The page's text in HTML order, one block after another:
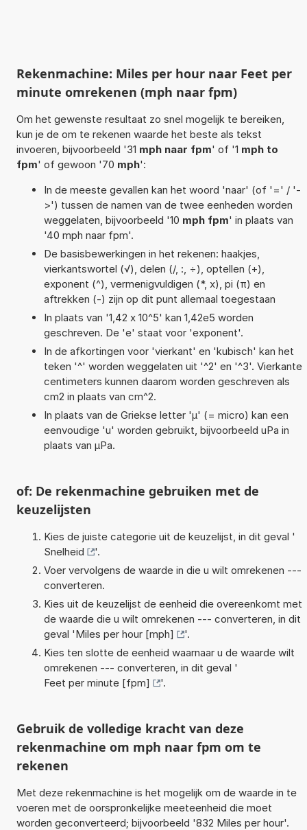
Rekenmachine: Miles per hour naar Feet per
minute omrekenen (mph naar fpm)
Om het gewenste resultaat zo snel mogelijk te bereiken,
kun je de om te rekenen waarde het beste als tekst
invoeren, bijvoorbeeld '31 mph naar fpm' of '1 mph to
fpm' of gewoon '70 mph':
In de meeste gevallen kan het woord 'naar' (of '=' / '-
>') tussen de namen van de twee eenheden worden
weggelaten, bijvoorbeeld '10 mph fpm' in plaats van
'40 mph naar fpm'.
De basisbewerkingen in het rekenen: haakjes,
vierkantswortel (√), delen (/, :, ÷), optellen (+),
exponent (^), vermenigvuldigen (*, x), pi (π) en
aftrekken (-) zijn op dit punt allemaal toegestaan
In plaats van '1,42 x 10^5' kan 1,42e5 worden
geschreven. De 'e' staat voor 'exponent'.
In de afkortingen voor 'vierkant' en 'kubisch' kan het
teken '^' worden weggelaten uit '^2' en '^3'. Vierkante
centimeters kunnen daarom worden geschreven als
cm2 in plaats van cm^2.
In plaats van de Griekse letter 'µ' (= micro) kan een
eenvoudige 'u' worden gebruikt, bijvoorbeeld uPa in
plaats van µPa.
of: De rekenmachine gebruiken met de
keuzelijsten
Kies de juiste categorie uit de keuzelijst, in dit geval '
Snelheid
'.
Voer vervolgens de waarde in die u wilt omrekenen ---
converteren.
Kies uit de keuzelijst de eenheid die overeenkomt met
de waarde die u wilt omrekenen --- converteren, in dit
geval 'Miles per hour [mph]
'.
Kies ten slotte de eenheid waarnaar u de waarde wilt
omrekenen --- converteren, in dit geval '
Feet per minute [fpm]
'.
Gebruik de volledige kracht van deze
rekenmachine om mph naar fpm om te
rekenen
Met deze rekenmachine is het mogelijk om de waarde in te
voeren met de oorspronkelijke meeteenheid die moet
worden geconverteerd; bijvoorbeeld '832 Miles per hour'.